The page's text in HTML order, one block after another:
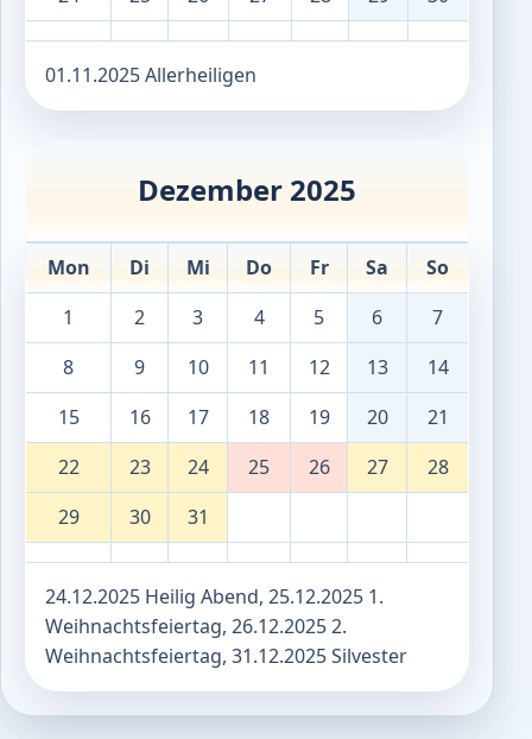
01.11.2025 Allerheiligen
Dezember 2025
Mon Di Mi Do Fr Sa
So
1
2 3 4 5 6
7
8
9 10 11 12 13
14
15
16 17 18 19 20
21
22
23 24 25 26 27
28
29
30 31
24.12.2025 Heilig Abend, 25.12.2025 1.
Weihnachtsfeiertag, 26.12.2025 2.
Weihnachtsfeiertag, 31.12.2025 Silvester